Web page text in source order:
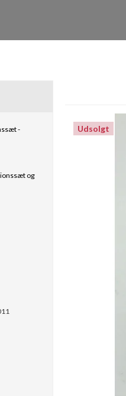
-
og
Udsolgt